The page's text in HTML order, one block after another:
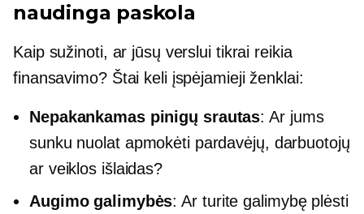
naudinga paskola
Kaip sužinoti, ar jūsų verslui tikrai reikia
finansavimo? Štai keli įspėjamieji ženklai:
Nepakankamas pinigų srautas: Ar jums
sunku nuolat apmokėti pardavėjų, darbuotojų
ar veiklos išlaidas?
Augimo galimybės: Ar turite galimybę plėsti